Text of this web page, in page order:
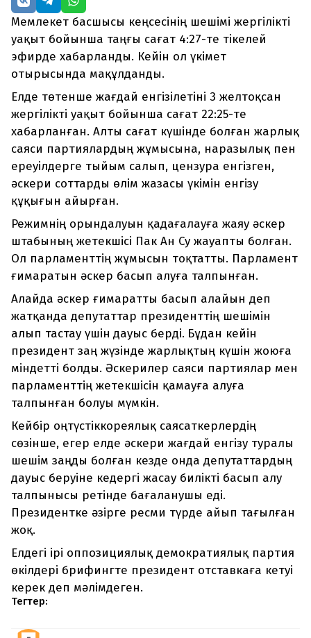
Мемлекет басшысы кеңсесінің шешімі жергілікті
уақыт бойынша таңғы сағат 4:27-те тікелей
эфирде хабарланды. Кейін ол үкімет
отырысында мақұлданды.
Елде төтенше жағдай енгізілетіні 3 желтоқсан
жергілікті уақыт бойынша сағат 22:25-те
хабарланған. Алты сағат күшінде болған жарлық
саяси партиялардың жұмысына, наразылық пен
ереуілдерге тыйым салып, цензура енгізген,
әскери соттарды өлім жазасы үкімін енгізу
құқығын айырған.
Режимнің орындалуын қадағалауға жаяу әскер
штабының жетекшісі Пак Ан Су жауапты болған.
Ол парламенттің жұмысын тоқтатты. Парламент
ғимаратын әскер басып алуға талпынған.
Алайда әскер ғимаратты басып алайын деп
жатқанда депутаттар президенттің шешімін
алып тастау үшін дауыс берді. Бұдан кейін
президент заң жүзінде жарлықтың күшін жоюға
міндетті болды. Әскерилер саяси партиялар мен
парламенттің жетекшісін қамауға алуға
талпынған болуы мүмкін.
Кейбір оңтүстіккореялық саясаткерлердің
сөзінше, егер елде әскери жағдай енгізу туралы
шешім заңды болған кезде онда депутаттардың
дауыс беруіне кедергі жасау билікті басып алу
талпынысы ретінде бағаланушы еді.
Президентке әзірге ресми түрде айып тағылған
жоқ.
Елдегі ірі оппозициялық демократиялық партия
өкілдері брифингте президент отставкаға кетуі
керек деп мәлімдеген.
Тегтер: